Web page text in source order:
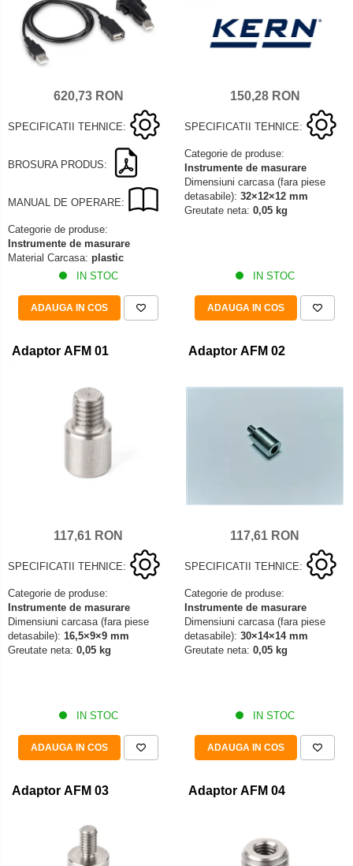
620,73 RON
SPECIFICATII TEHNICE:
BROSURA PRODUS:
MANUAL DE OPERARE:
Categorie de produse:
Instrumente de masurare
Material Carcasa: plastic
IN STOC
ADAUGA IN COS
150,28 RON
SPECIFICATII TEHNICE:
Categorie de produse:
Instrumente de masurare
Dimensiuni carcasa (fara piese
detasabile): 32×12×12 mm
Greutate neta: 0,05 kg
IN STOC
ADAUGA IN COS
Adaptor AFM 01
117,61 RON
SPECIFICATII TEHNICE:
Categorie de produse:
Instrumente de masurare
Dimensiuni carcasa (fara piese
detasabile): 16,5×9×9 mm
Greutate neta: 0,05 kg
IN STOC
ADAUGA IN COS
Adaptor AFM 02
117,61 RON
SPECIFICATII TEHNICE:
Categorie de produse:
Instrumente de masurare
Dimensiuni carcasa (fara piese
detasabile): 30×14×14 mm
Greutate neta: 0,05 kg
IN STOC
ADAUGA IN COS
Adaptor AFM 03 Adaptor AFM 04